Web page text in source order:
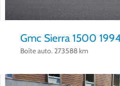
Gmc Sierra 1500
Boîte auto. 273588 km